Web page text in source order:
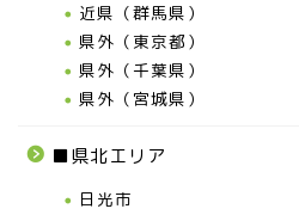
近県（群馬県）
県外（東京都）
県外（千葉県）
県外（宮城県）
■県北エリア
日光市